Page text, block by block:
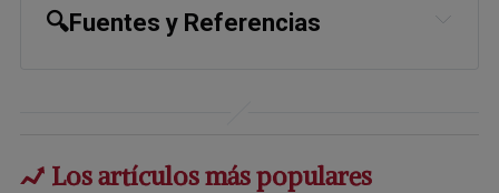
🔍Fuentes y Referencias
3 Food Animal Concerns Trust, Tell the
Los artículos más populares